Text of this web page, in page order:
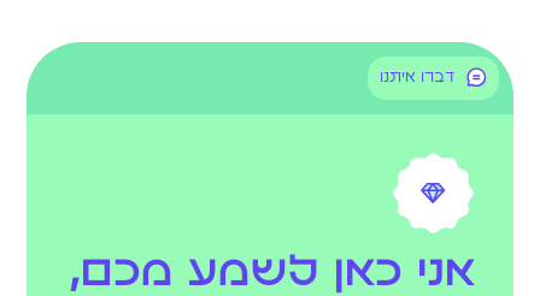
דברו איתנו
אני כאן לשמע מכם,